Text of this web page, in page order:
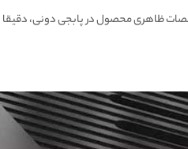
ظاهری محصول در پابجی دونی، دقیقا